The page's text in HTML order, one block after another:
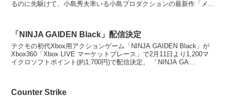
るのに先駆けて、小島秀夫率いる小島プロダクションの最新作「メタ
「NINJA GAIDEN Black」配信決定
テクモの初代Xbox用アクションゲーム「NINJA GAIDEN Black」が
Xbox360「Xbox LIVE マーケットプレース」で2月11日より1,200マ
イクロソフトポイント(約1,700円)で配信決定。 「NINJA GA...
Counter Strike